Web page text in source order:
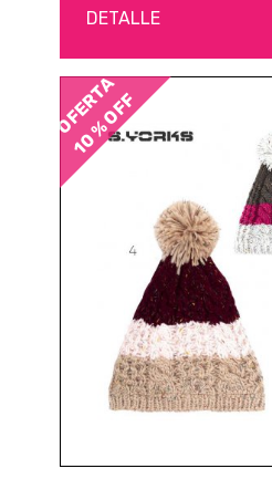
DETALLE
OFERTA
10 % OFF